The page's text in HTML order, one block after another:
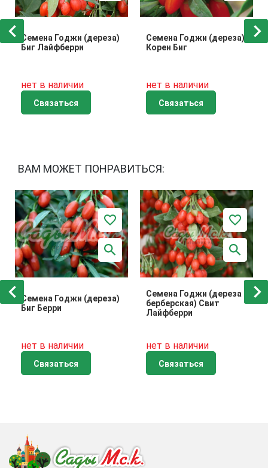
Семена Годжи (дереза)
Биг Лайфберри
нет в наличии
Связаться
Семена Годжи (дереза)
Корен Биг
нет в наличии
Связаться
ВАМ МОЖЕТ ПОНРАВИТЬСЯ:
Семена Годжи (дереза)
Биг Берри
нет в наличии
Связаться
Семена Годжи (дереза
берберская) Свит
Лайфберри
нет в наличии
Связаться